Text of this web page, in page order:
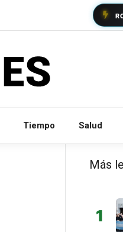
Tiempo Salud
Más
1